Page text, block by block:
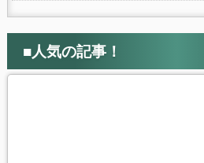
■人気の記事！